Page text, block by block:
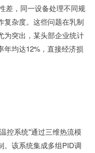
差，同一设备处理不同规
复杂度。这些问题在乳制
为突出，某头部企业统计
年均达12%，直接经济损
控系统"通过三维热流模
。该系统集成多组PID调